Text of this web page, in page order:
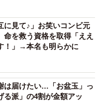
に見て♪」お笑いコンビ元
を救う資格を取得「ええ
！」→本名も明らかに
は届けたい…「お盆玉」っ
る派」の4割が金額アッ